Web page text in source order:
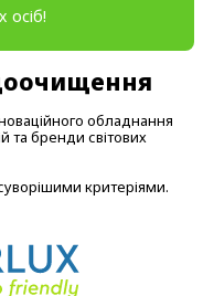
осіб!
обладнання
та бренди світових
критеріями.